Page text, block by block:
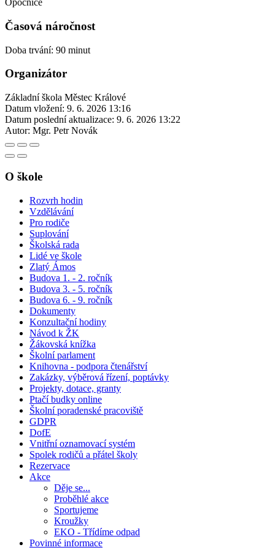
Opočnice
Časová náročnost
Doba trvání: 90 minut
Organizátor
Základní škola Městec Králové
Datum vložení: 9. 6. 2026 13:16
Datum poslední aktualizace: 9. 6. 2026 13:22
Autor: Mgr. Petr Novák
O škole
Rozvrh hodin
Vzdělávání
Pro rodiče
Suplování
Školská rada
Lidé ve škole
Zlatý Ámos
Budova 1. - 2. ročník
Budova 3. - 5. ročník
Budova 6. - 9. ročník
Dokumenty
Konzultační hodiny
Návod k ŽK
Žákovská knížka
Školní parlament
Knihovna - podpora čtenářství
Zakázky, výběrová řízení, poptávky
Projekty, dotace, granty
Ptačí budky online
Školní poradenské pracoviště
GDPR
DofE
Vnitřní oznamovací systém
Spolek rodičů a přátel školy
Rezervace
Akce
Děje se...
Proběhlé akce
Sportujeme
Kroužky
EKO - Třídíme odpad
Povinné informace